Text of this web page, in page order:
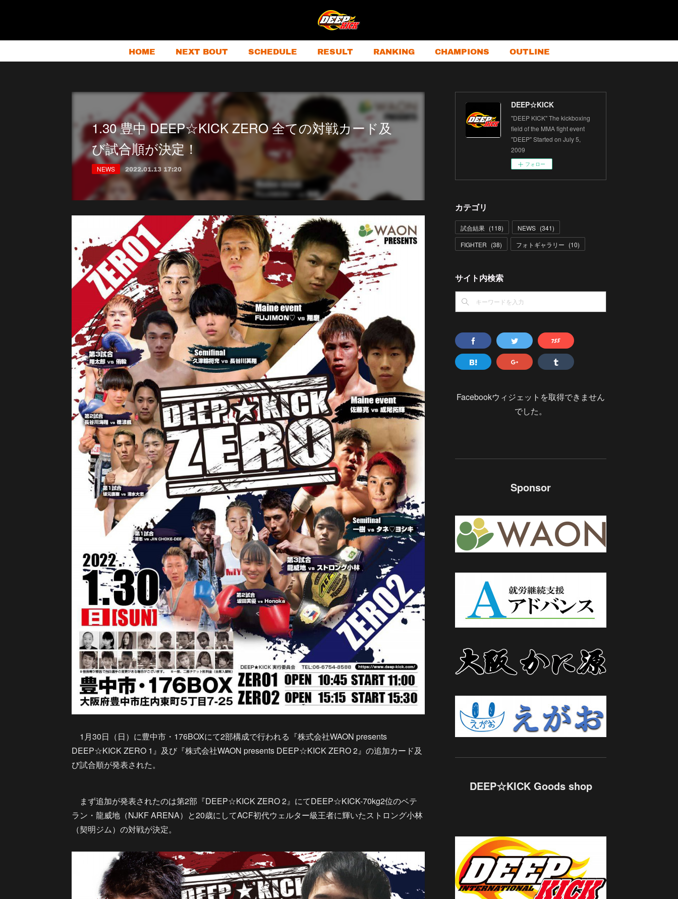
HOME NEXT BOUT SCHEDULE RESULT RANKING CHAMPIONS OUTLINE
1.30 豊中 DEEP☆KICK ZERO 全ての対戦カード及
び試合順が決定！
NEWS 2022.01.13 17:20
1月30日（日）に豊中市・176BOXにて2部構成で行われる『株式会社WAON presents
DEEP☆KICK ZERO 1』及び『株式会社WAON presents DEEP☆KICK ZERO 2』の追加カード及
び試合順が発表された。
まず追加が発表されたのは第2部『DEEP☆KICK ZERO 2』にてDEEP☆KICK-70kg2位のベテ
ラン・龍威地（NJKF ARENA）と20歳にしてACF初代ウェルター級王者に輝いたストロング小林
（契明ジム）の対戦が決定。
DEEP☆KICK
"DEEP KICK" The kickboxing
field of the MMA fight event
"DEEP" Started on July 5,
2009
フォロー
カテゴリ
試合結果 (118) NEWS (341)
FIGHTER (38) フォトギャラリー (10)
サイト内検索
Facebookウィジェットを取得できません
でした。
Sponsor
DEEP☆KICK Goods shop